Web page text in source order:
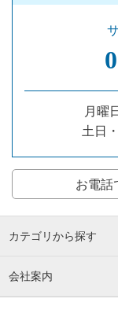
月曜
土日
お電話
カテゴリから探す
会社案内